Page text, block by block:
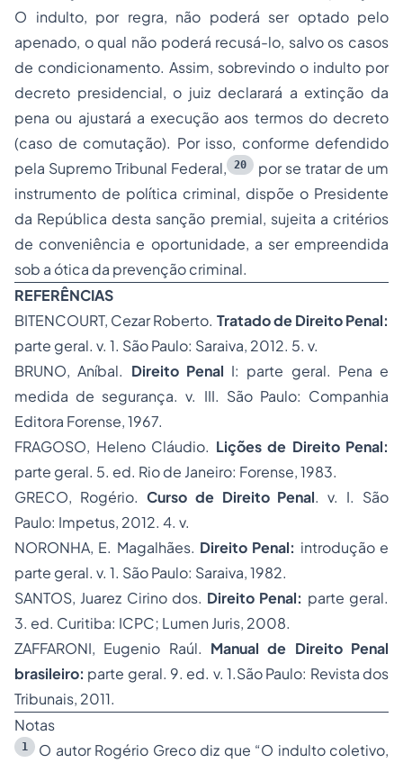
O indulto, por regra, não poderá ser optado pelo
apenado, o qual não poderá recusá-lo, salvo os casos
de condicionamento. Assim, sobrevindo o indulto por
decreto presidencial, o juiz declarará a extinção da
pena ou ajustará a execução aos termos do decreto
(caso de comutação). Por isso, conforme defendido
pela Supremo Tribunal Federal,
20
por se tratar de um
instrumento de política criminal, dispõe o Presidente
da República desta sanção premial, sujeita a critérios
de conveniência e oportunidade, a ser empreendida
sob a ótica da prevenção criminal.
REFERÊNCIAS
BITENCOURT, Cezar Roberto. Tratado de Direito Penal:
parte geral. v. 1. São Paulo: Saraiva, 2012. 5. v.
BRUNO, Aníbal. Direito Penal I: parte geral. Pena e
medida de segurança. v. III. São Paulo: Companhia
Editora Forense, 1967.
FRAGOSO, Heleno Cláudio. Lições de Direito Penal:
parte geral. 5. ed. Rio de Janeiro: Forense, 1983.
GRECO, Rogério. Curso de Direito Penal. v. I. São
Paulo: Impetus, 2012. 4. v.
NORONHA, E. Magalhães. Direito Penal: introdução e
parte geral. v. 1. São Paulo: Saraiva, 1982.
SANTOS, Juarez Cirino dos. Direito Penal: parte geral.
3. ed. Curitiba: ICPC; Lumen Juris, 2008.
ZAFFARONI, Eugenio Raúl. Manual de Direito Penal
brasileiro: parte geral. 9. ed. v. 1.São Paulo: Revista dos
Tribunais, 2011.
Notas
1
O autor Rogério Greco diz que “O indulto coletivo,